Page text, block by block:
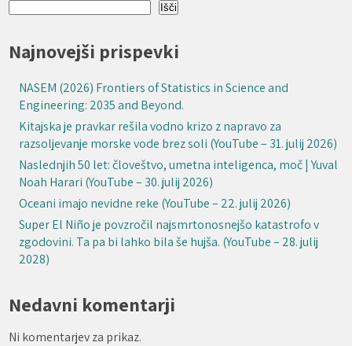
Išči
Najnovejši prispevki
NASEM (2026) Frontiers of Statistics in Science and
Engineering: 2035 and Beyond.
Kitajska je pravkar rešila vodno krizo z napravo za
razsoljevanje morske vode brez soli (YouTube – 31. julij 2026)
Naslednjih 50 let: človeštvo, umetna inteligenca, moč | Yuval
Noah Harari (YouTube – 30. julij 2026)
Oceani imajo nevidne reke (YouTube – 22. julij 2026)
Super El Niño je povzročil najsmrtonosnejšo katastrofo v
zgodovini. Ta pa bi lahko bila še hujša. (YouTube – 28. julij
2028)
Nedavni komentarji
Ni komentarjev za prikaz.